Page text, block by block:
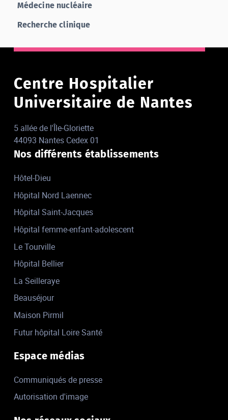
Médecine nucléaire
Recherche clinique
Centre Hospitalier
Universitaire de Nantes
5 allée de l'Île-Gloriette
44093 Nantes Cedex 01
Nos différents établissements
Hôtel-Dieu
Hôpital Nord Laennec
Hôpital Saint-Jacques
Hôpital femme-enfant-adolescent
Le Tourville
Hôpital Bellier
La Seilleraye
Beauséjour
Maison Pirmil
Futur hôpital Loire Santé
Espace médias
Communiqués de presse
Autorisation d'image